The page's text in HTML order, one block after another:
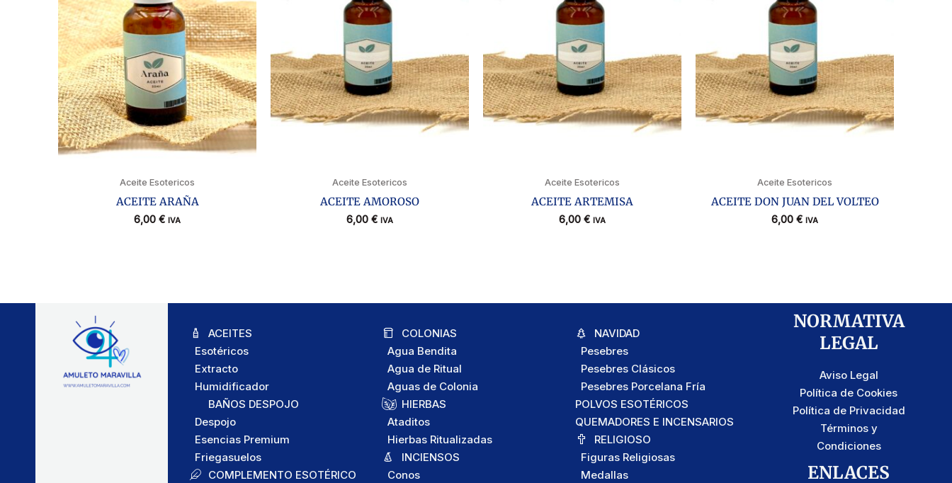
Aceite Esotericos
ACEITE ARAÑA
6,00 € IVA
Aceite Esotericos
ACEITE AMOROSO
6,00 € IVA
Aceite Esotericos
ACEITE ARTEMISA
6,00 € IVA
Aceite Esotericos
ACEITE DON JUAN DEL VOLTEO
6,00 € IVA
ACEITES
Esotéricos
Extracto
Humidificador
BAÑOS DESPOJO
Despojo
Esencias Premium
Friegasuelos
COMPLEMENTO ESOTÉRICO
COLONIAS
Agua Bendita
Agua de Ritual
Aguas de Colonia
HIERBAS
Ataditos
Hierbas Ritualizadas
INCIENSOS
Conos
NAVIDAD
Pesebres
Pesebres Clásicos
Pesebres Porcelana Fría
POLVOS ESOTÉRICOS
QUEMADORES E INCENSARIOS
RELIGIOSO
Figuras Religiosas
Medallas
NORMATIVA
LEGAL
Aviso Legal
Política de Cookies
Política de Privacidad
Términos y
Condiciones
ENLACES